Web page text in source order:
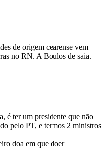
de origem cearense vem
no RN. A Boulos de saia.
é ter um presidente que não
pelo PT, e termos 2 ministros
doa em que doer